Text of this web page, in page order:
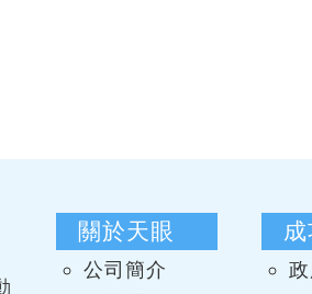
關於天眼
公司簡介
成